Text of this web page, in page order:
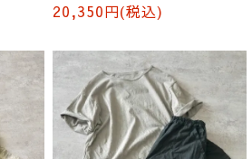
20,350円(税込)